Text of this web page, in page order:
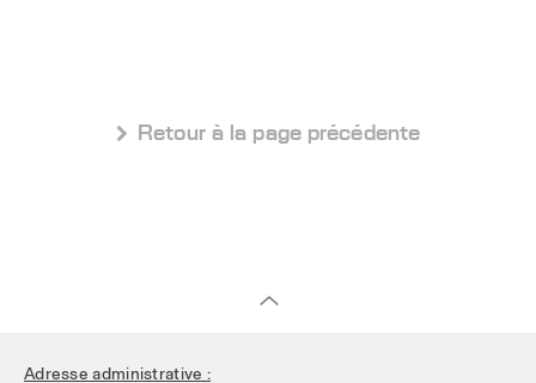
 Retour à la page précédente
Adresse administrative :